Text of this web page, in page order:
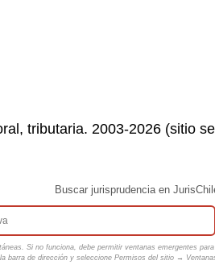
tributaria. 2003-2026 (sitio
Buscar jurisprudencia en
Si no funciona, debe permitir ventanas emergentes
la barra de dirección y seleccione Permisos del sitio →